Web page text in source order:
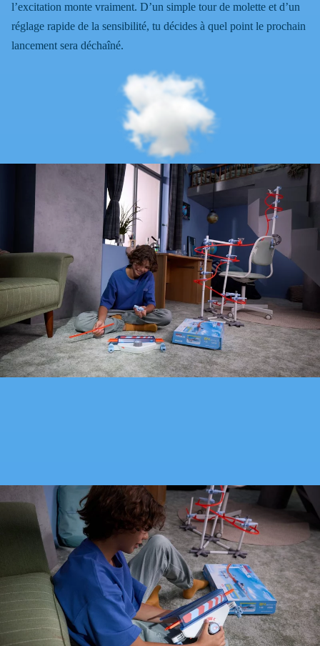
l’excitation monte vraiment. D’un simple tour de molette et d’un
réglage rapide de la sensibilité, tu décides à quel point le prochain
lancement sera déchaîné.